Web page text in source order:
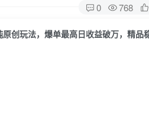
0 768